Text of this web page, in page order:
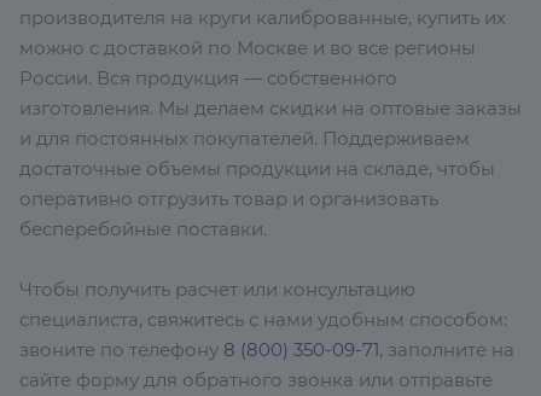
производителя на круги калиброванные, купить их
можно с доставкой по Москве и во все регионы
России. Вся продукция — собственного
изготовления. Мы делаем скидки на оптовые заказы
и для постоянных покупателей. Поддерживаем
достаточные объемы продукции на складе, чтобы
оперативно отгрузить товар и организовать
бесперебойные поставки.
Чтобы получить расчет или консультацию
специалиста, свяжитесь с нами удобным способом:
звоните по телефону 8 (800) 350-09-71, заполните на
сайте форму для обратного звонка или отправьте